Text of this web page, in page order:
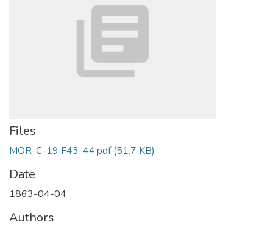
Files
MOR-C-19 F43-44.pdf(51.7 KB)
Date
1863-04-04
Authors